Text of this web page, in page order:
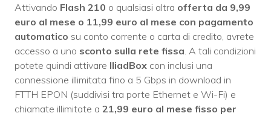
Attivando Flash 210 o qualsiasi altra offerta da 9,99
euro al mese o 11,99 euro al mese con pagamento
automatico su conto corrente o carta di credito, avrete
accesso a uno sconto sulla rete fissa . A tali condizioni
potete quindi attivare IliadBox con inclusi una
connessione illimitata fino a 5 Gbps in download in
FTTH EPON (suddivisi tra porte Ethernet e Wi-Fi) e
chiamate illimitate a 21,99 euro al mese fisso per